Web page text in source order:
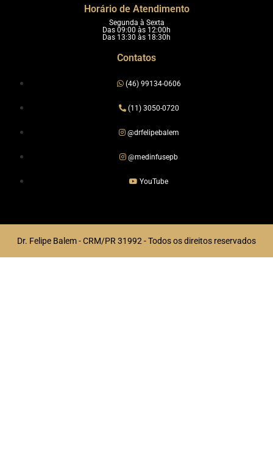
Horário de Atendimento
Segunda à Sexta
Das 09:00 às 12:00h
Das 13:30 às 18:30h
Contatos
(46) 99134-0606
(11) 3050-0720
@drfelipebalem
@medinfusepb
YouTube
Dr. Felipe Balem - CRM/PR 31992 - Todos os direitos reservados